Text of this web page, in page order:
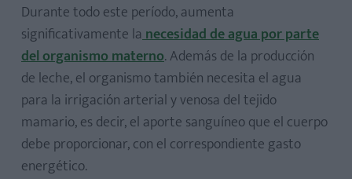
Durante todo este período, aumenta
significativamente lanecesidad de agua por parte
del organismo materno. Además de la producción
de leche, el organismo también necesita el agua
para la irrigación arterial y venosa del tejido
mamario, es decir, el aporte sanguíneo que el cuerpo
debe proporcionar, con el correspondiente gasto
energético.